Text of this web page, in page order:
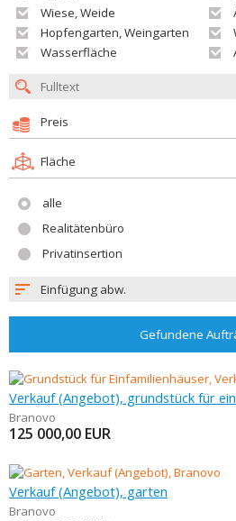
Wiese, Weide
Hopfengarten, Weingarten
Wasserfläche
Preis
Fläche
alle
Realitätenbüro
Privatinsertion
Einfügung abw.
Gefundene
Verkauf (Angebot), grundstück für
Branovo
125 000,00 EUR
Verkauf (Angebot), garten
Branovo